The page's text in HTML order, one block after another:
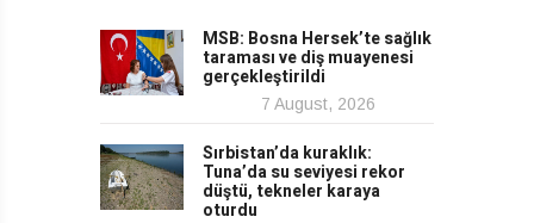
MSB: Bosna Hersek’te sağlık
taraması ve diş muayenesi
gerçekleştirildi
7 August, 2026
Sırbistan’da kuraklık:
Tuna’da su seviyesi rekor
düştü, tekneler karaya
oturdu